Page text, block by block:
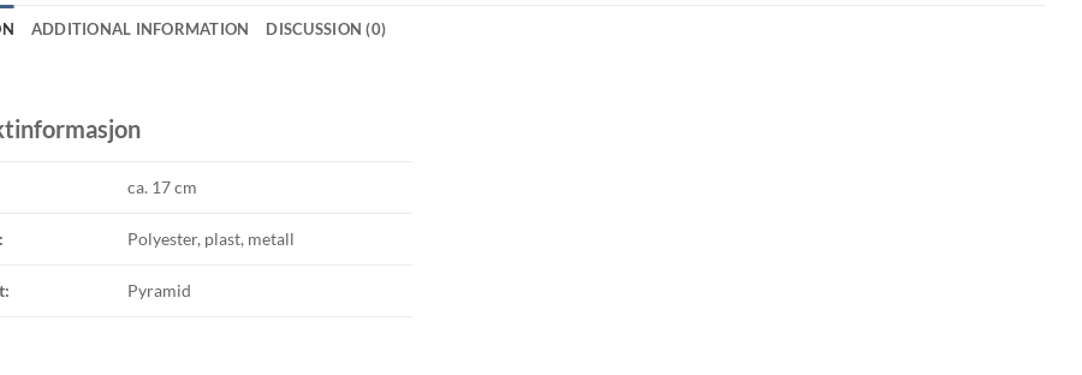
ADDITIONAL INFORMATION DISCUSSION (0)
ca. 17 cm
Polyester, plast, metall
Pyramid